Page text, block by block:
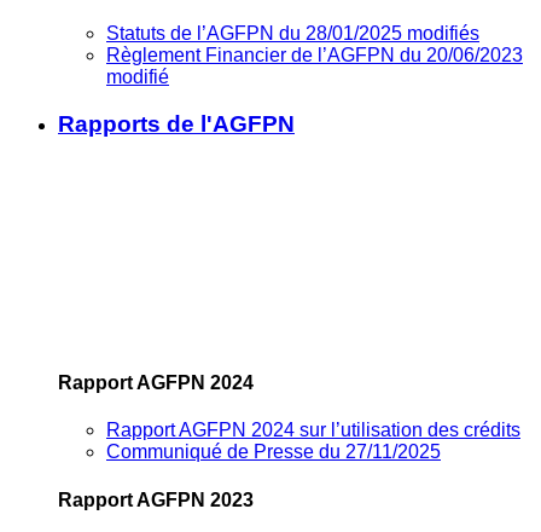
Statuts de l’AGFPN du 28/01/2025 modifiés
Règlement Financier de l’AGFPN du 20/06/2023
modifié
Rapports de l'AGFPN
Rapport AGFPN 2024
Rapport AGFPN 2024 sur l’utilisation des crédits
Communiqué de Presse du 27/11/2025
Rapport AGFPN 2023